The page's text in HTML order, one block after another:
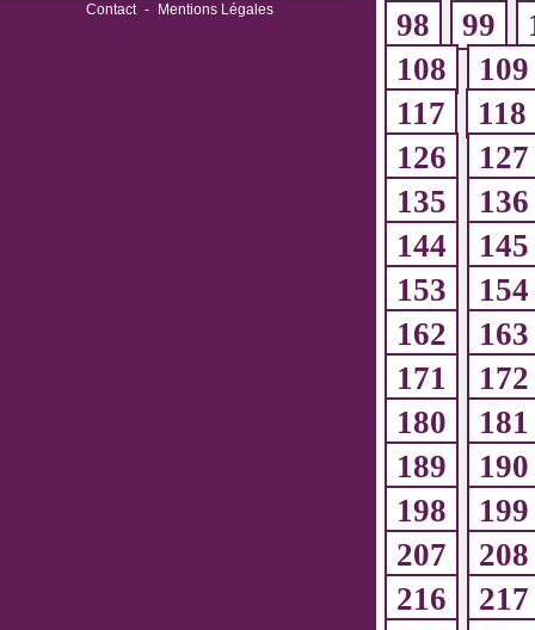
Contact - Mentions Légales
98
99
108
109
117
118
126
127
135
136
144
145
153
154
162
163
171
172
180
181
189
190
198
199
207
208
216
217